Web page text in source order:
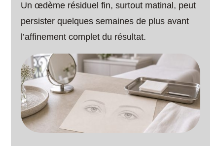
Un œdème résiduel fin, surtout matinal, peut
persister quelques semaines de plus avant
l’affinement complet du résultat.